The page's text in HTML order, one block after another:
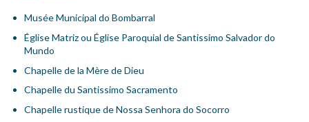
Musée Municipal do Bombarral
Église Matriz ou Église Paroquial de Santissimo Salvador do
Mundo
Chapelle de la Mère de Dieu
Chapelle du Santissimo Sacramento
Chapelle rustique de Nossa Senhora do Socorro